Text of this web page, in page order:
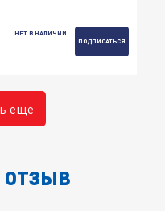
НЕТ В НАЛИЧИИ
ПОДПИСАТЬСЯ
еще
ОТЗЫВ